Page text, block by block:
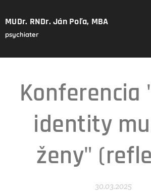
MUDr. RNDr. Ján Poľa, MBA
psychiater
Konferencia
identity
ženy"
30.03.2025